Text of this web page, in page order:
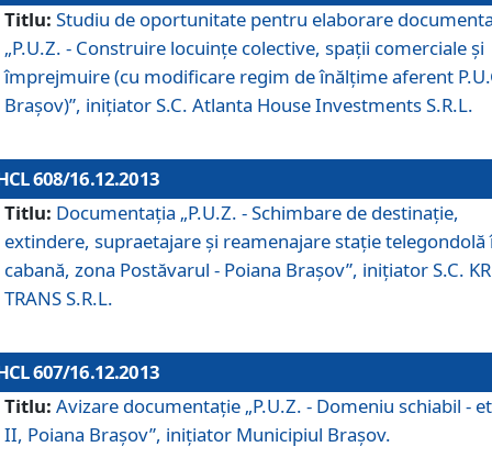
Titlu: Studiu de oportunitate pentru elaborare
„P.U.Z. - Construire locuinţe colective, spaţii comerciale şi
împrejmuire (cu modificare regim de înălţime aferent
Braşov)”, iniţiator S.C. Atlanta House Investments S.R.L.
608/16.12.2013
Titlu: Documentaţia „P.U.Z. - Schimbare de destinaţie,
extindere, supraetajare şi reamenajare staţie telegondolă
cabană, zona Postăvarul - Poiana Braşov”, iniţiator S.C.
TRANS S.R.L.
607/16.12.2013
Titlu: Avizare documentaţie „P.U.Z. - Domeniu schiabil -
II, Poiana Braşov”, iniţiator Municipiul Braşov.